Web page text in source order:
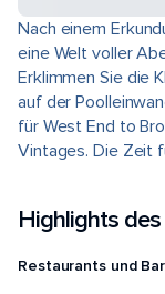
Nach einem
eine Welt voller
Erklimmen Sie die
auf der
für West End to
Vintages. Die Zeit
Highlights
Restaurants und